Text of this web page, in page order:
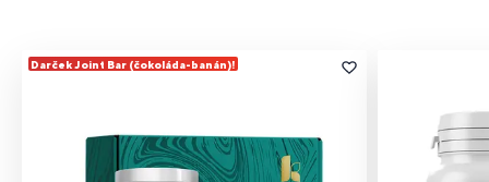
Darček Joint Bar (čokoláda-banán)!